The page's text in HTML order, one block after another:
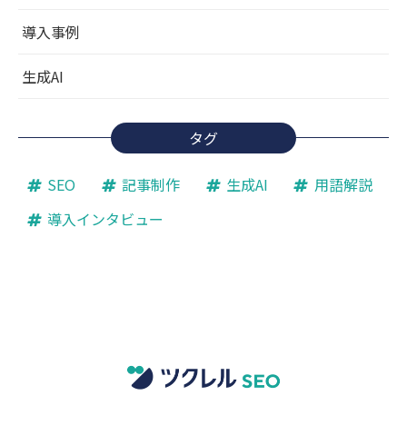
導入事例
生成AI
タグ
SEO 記事制作 生成AI
用語解説
導入インタビュー